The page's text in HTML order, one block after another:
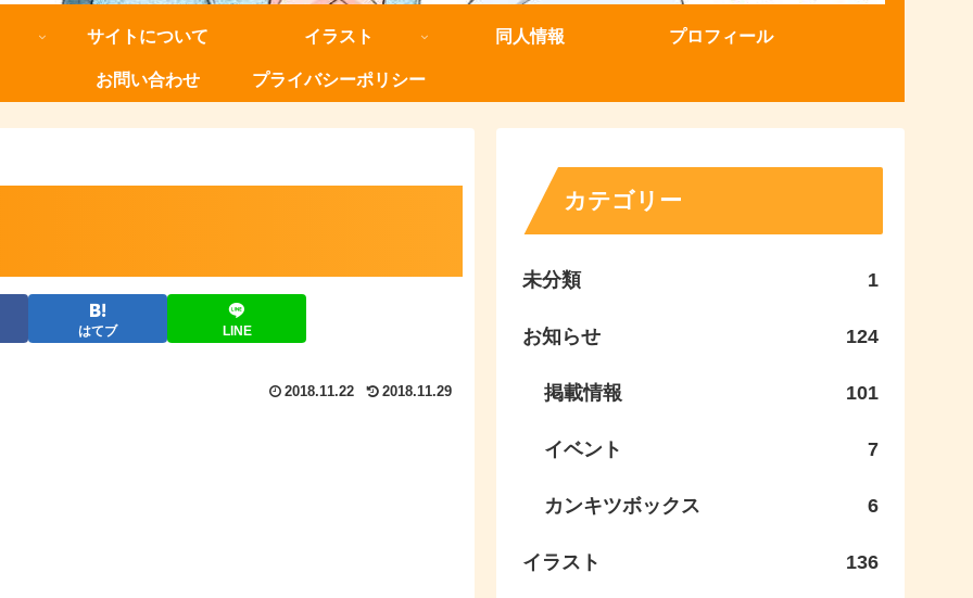
サイトについて イラスト 同人情報 プロフィール
お問い合わせ プライバシーポリシー
はてブ LINE
2018.11.22 2018.11.29
カテゴリー
未分類 1
お知らせ 124
掲載情報 101
イベント 7
カンキツボックス 6
イラスト 136